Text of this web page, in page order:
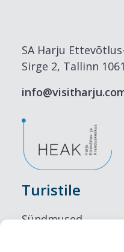
SA Harju
Sirge 2, Tallinn
Turistile
Sündmused